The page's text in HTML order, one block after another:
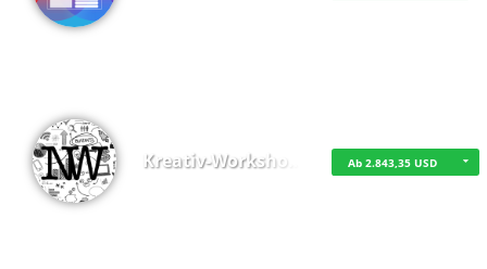
Kreativ-Worksho… Ab 2.843,35 USD